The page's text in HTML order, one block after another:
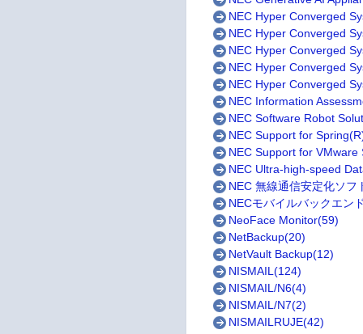
NEC Hyper Converged
NEC Hyper Converged
NEC Hyper Converged
NEC Hyper Converged
NEC Hyper Converged
NEC Information
NEC Software Robot
NEC Support for
NEC Support for
NEC Ultra-high-speed
NEC 無線通信安定化ソフ
NECモバイルバックエン
NeoFace Monitor(59)
NetBackup(20)
NetVault Backup(12)
NISMAIL(124)
NISMAIL/N6(4)
NISMAIL/N7(2)
NISMAILRUJE(42)